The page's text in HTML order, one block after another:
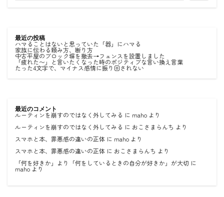
最近の投稿
ハマることはないと思っていた「器」にハマる
家族に伝わる頼み方、断り方
中古平屋のブロック塀を撤去→フェンスを設置しました
「疲れた〜」と言いたくなった時のポジティブな言い換え言葉
たった4文字で、マイナス感情に振り回されない
最近のコメント
ルーティンを崩すのではなく外してみる に maho より
ルーティンを崩すのではなく外してみる に おこさまらんち より
スマホと本、罪悪感の違いの正体 に maho より
スマホと本、罪悪感の違いの正体 に おこさまらんち より
「何を好きか」より「何をしているときの自分が好きか」が大切 に
mahoより